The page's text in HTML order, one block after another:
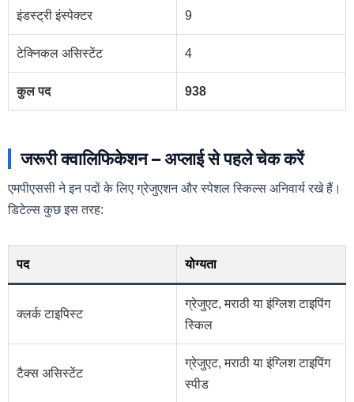
इंडस्ट्री इंस्पेक्टर 9
टेक्निकल असिस्टेंट 4
कुल पद 938
जरूरी क्वालिफिकेशन – अप्लाई से पहले चेक करें
एमपीएससी ने इन पदों के लिए ग्रेजुएशन और स्पेशल स्किल्स अनिवार्य रखे हैं।
डिटेल्स कुछ इस तरह:
पद योग्यता
क्लर्क टाइपिस्ट
ग्रेजुएट, मराठी या इंग्लिश टाइपिंग
स्किल
टैक्स असिस्टेंट
ग्रेजुएट, मराठी या इंग्लिश टाइपिंग
स्पीड